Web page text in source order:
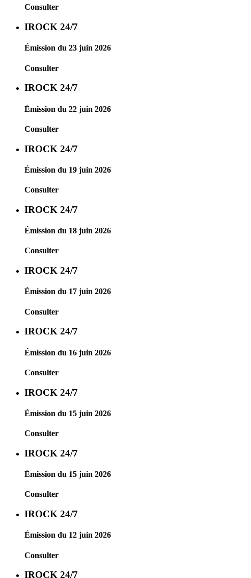
Consulter
IROCK 24/7
Émission du 23 juin 2026
Consulter
IROCK 24/7
Émission du 22 juin 2026
Consulter
IROCK 24/7
Émission du 19 juin 2026
Consulter
IROCK 24/7
Émission du 18 juin 2026
Consulter
IROCK 24/7
Émission du 17 juin 2026
Consulter
IROCK 24/7
Émission du 16 juin 2026
Consulter
IROCK 24/7
Émission du 15 juin 2026
Consulter
IROCK 24/7
Émission du 15 juin 2026
Consulter
IROCK 24/7
Émission du 12 juin 2026
Consulter
IROCK 24/7